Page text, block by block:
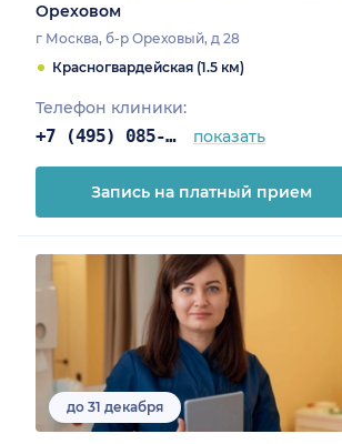
Ореховом
г Москва, б-р Ореховый, д 28
Красногвардейская (1.5 км)
Телефон клиники:
+7 (495) 085-25-03 показать
Запись на платный прием
до 31 декабря